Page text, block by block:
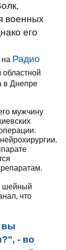
военных
его
Радио
областной
в Днепре
мужчину
шейный
что
вы
- во